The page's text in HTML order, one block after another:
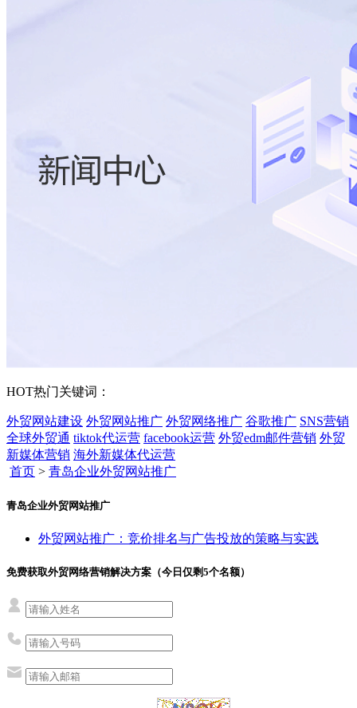
HOT热门关键词：
外贸网站建设 外贸网站推广 外贸网络推广 谷歌推广 SNS营销
全球外贸通 tiktok代运营 facebook运营 外贸edm邮件营销 外贸
新媒体营销 海外新媒体代运营
首页 > 青岛企业外贸网站推广
青岛企业外贸网站推广
外贸网站推广：竞价排名与广告投放的策略与实践
免费获取外贸网络营销解决方案（今日仅剩5个名额）